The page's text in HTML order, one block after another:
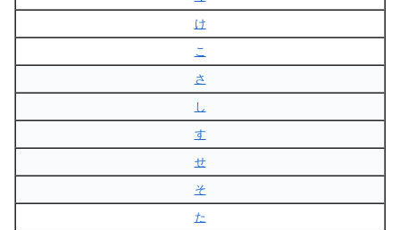
け
こ
さ
し
す
せ
そ
た